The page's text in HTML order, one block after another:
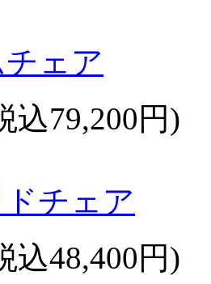
ェア
込79,200円)
チェア
込48,400円)